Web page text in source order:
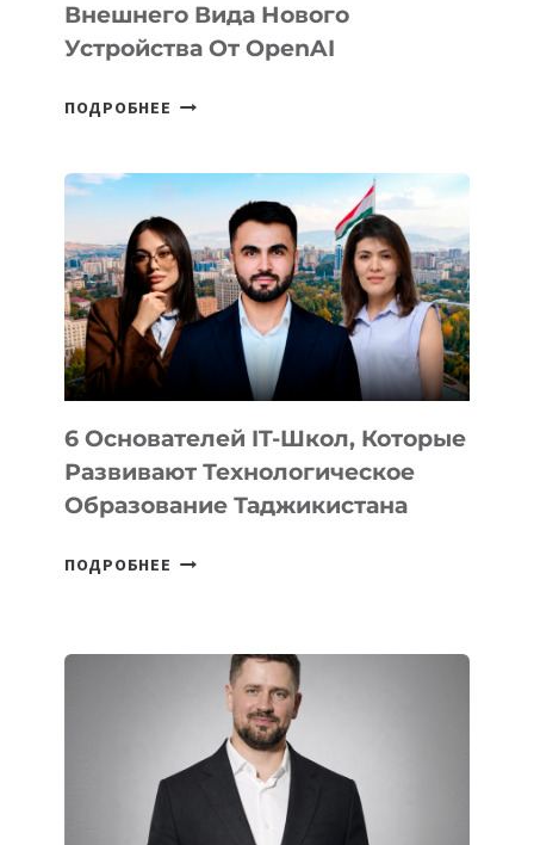
Внешнего Вида Нового
Устройства От OpenAI
ПОДРОБНЕЕ СТАЛИ
ВНЕШНЕГО
ВИДА
НОВОГО
УСТРОЙСТВА
ОТ
OPENAI
6 Основателей IT-Школ, Которые
Развивают Технологическое
Образование Таджикистана
ПОДРОБНЕЕ
КОТОРЫЕ
РАЗВИВАЮТ
ТЕХНОЛОГИЧЕСКОЕ
ОБРАЗОВАНИЕ
ТАДЖИКИСТАНА